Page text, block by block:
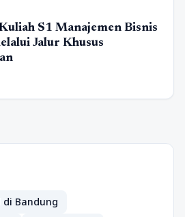
S1 Manajemen Bisnis
Jalur Khusus
di Bandung